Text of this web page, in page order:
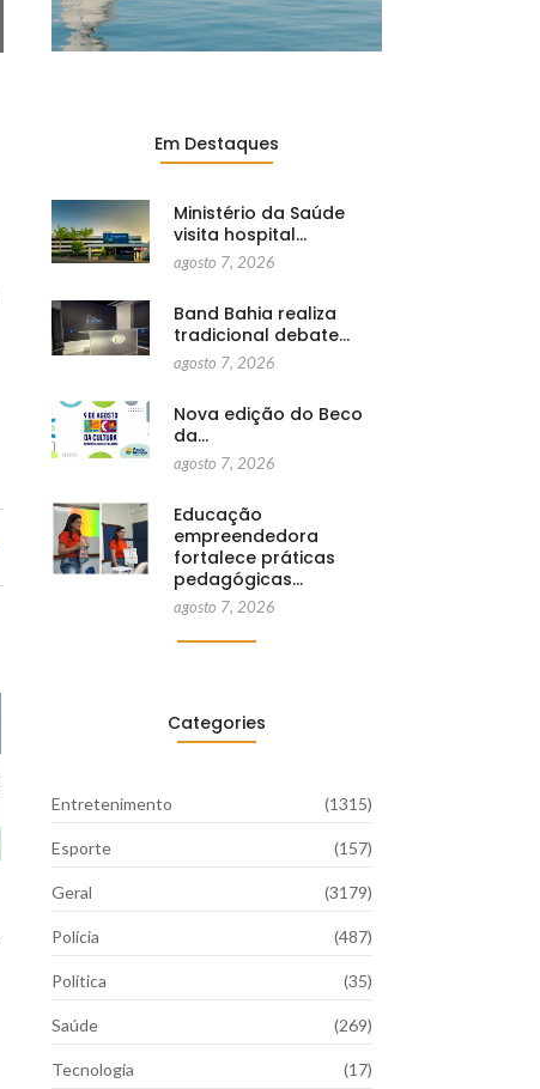
Em Destaques
Ministério da Saúde
visita hospital…
agosto 7, 2026
Band Bahia realiza
tradicional debate…
agosto 7, 2026
Nova edição do Beco
da…
agosto 7, 2026
Educação
empreendedora
fortalece práticas
pedagógicas…
agosto 7, 2026
Categories
Entretenimento (1315)
Esporte (157)
Geral (3179)
Polícia (487)
Política (35)
Saúde (269)
Tecnologia (17)